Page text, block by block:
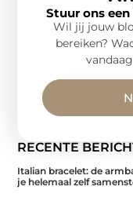
RECENTE
Italian bracelet: de
je helemaal zelf
Stuur ons
Wil jij jouw
bereiken?